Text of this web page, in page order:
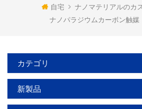
自宅
ナノマテリアルのカ
ナノパラジウムカーボン触媒
カテゴリ
新製品